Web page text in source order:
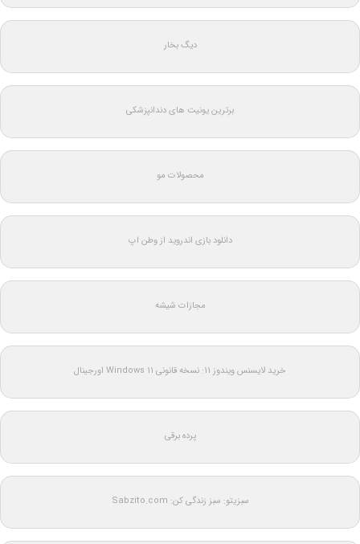
دیگ بخار
برترین یونیت های دندانپزشکی
محصولات مو
دانلود بازی اندروید از وطن اپ
مجازات شیشه
خرید لایسنس ویندوز 11: نسخه قانونی Windows 11 اورجینال
پرده برقی
سبزیتو: سبز زندگی کن: Sabzito.com